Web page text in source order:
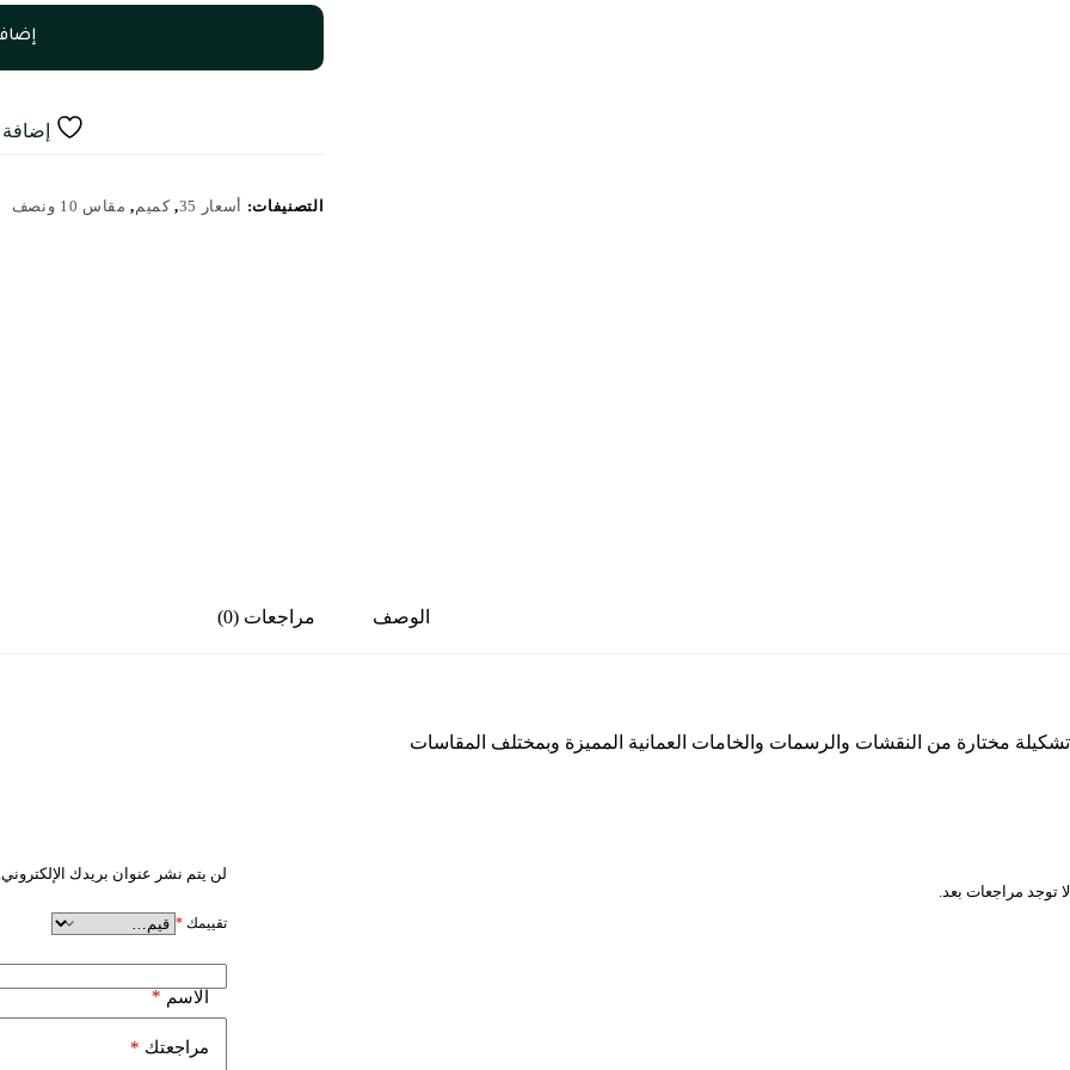
التصنيفات: أسعار 35 ,كميم , مقاس 10 ونصف
الوصف مراجعات (0)
تشكيلة مختارة من النقشات والرسمات والخامات العمانية المميزة وبمختلف المقاسات
لا توجد مراجعات بعد.
لن يتم نشر عنوان بريدك الإلكتروني.
تقييمك *
الاسم *
مراجعتك *